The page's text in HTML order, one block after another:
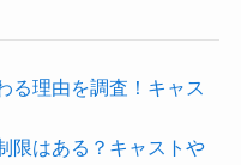
る理由を調査！キャス
限はある？キャストや